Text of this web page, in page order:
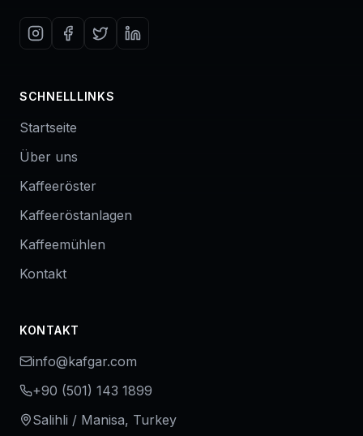
SCHNELLLINKS
Startseite
Über uns
Kaffeeröster
Kaffeeröstanlagen
Kaffeemühlen
Kontakt
KONTAKT
info@kafgar.com
+90 (501) 143 1899
Salihli / Manisa, Turkey